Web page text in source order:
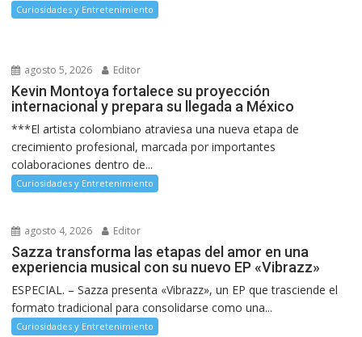
Curiosidades y Entretenimiento
agosto 5, 2026 Editor
Kevin Montoya fortalece su proyección
internacional y prepara su llegada a México
***El artista colombiano atraviesa una nueva etapa de
crecimiento profesional, marcada por importantes
colaboraciones dentro de...
Curiosidades y Entretenimiento
agosto 4, 2026 Editor
Sazza transforma las etapas del amor en una
experiencia musical con su nuevo EP «Vibrazz»
ESPECIAL. – Sazza presenta «Vibrazz», un EP que trasciende el
formato tradicional para consolidarse como una...
Curiosidades y Entretenimiento